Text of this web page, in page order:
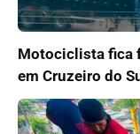
Motociclista fica
em Cruzeiro do